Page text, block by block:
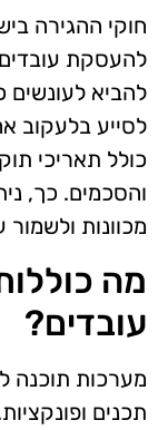
חוקי ההגירה
להעסקת עובדים
להביא לעונשים
לסייע בלעקוב
כולל תאריכי
והסכמים. כך,
מכוונות ולשמור
מה
עובדים?
מערכות תוכנה
תכנים